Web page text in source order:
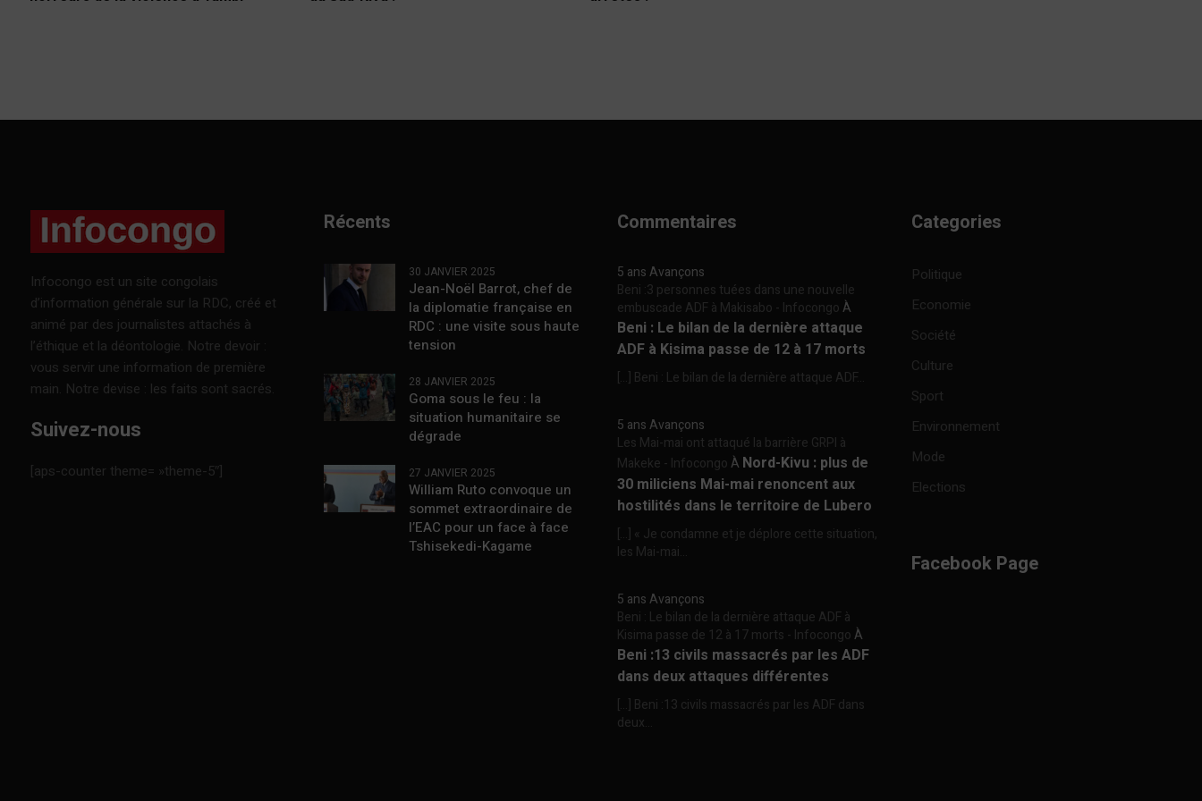
Infocongo est un site congolais
d’information générale sur la RDC, créé et
animé par des journalistes attachés à
l’éthique et la déontologie. Notre devoir :
vous servir une information de première
main. Notre devise : les faits sont sacrés.
Suivez-nous
[aps-counter theme= »theme-5″]
Récents
30 JANVIER 2025
Jean-Noël Barrot, chef de
la diplomatie française en
RDC : une visite sous haute
tension
28 JANVIER 2025
Goma sous le feu : la
situation humanitaire se
dégrade
27 JANVIER 2025
William Ruto convoque un
sommet extraordinaire de
l’EAC pour un face à face
Tshisekedi-Kagame
Commentaires
5 ans Avançons
Beni :3 personnes tuées dans une nouvelle
embuscade ADF à Makisabo - InfocongoÀ
Beni : Le bilan de la dernière attaque
ADF à Kisima passe de 12 à 17 morts
[…] Beni : Le bilan de la dernière attaque ADF...
5 ans Avançons
Les Mai-mai ont attaqué la barrière GRPI à
Makeke - InfocongoÀ Nord-Kivu : plus de
30 miliciens Mai-mai renoncent aux
hostilités dans le territoire de Lubero
[…] « Je condamne et je déplore cette situation,
les Mai-mai...
5 ans Avançons
Beni : Le bilan de la dernière attaque ADF à
Kisima passe de 12 à 17 morts - InfocongoÀ
Beni :13 civils massacrés par les ADF
dans deux attaques différentes
[…] Beni :13 civils massacrés par les ADF dans
deux...
Categories
Politique
Economie
Société
Culture
Sport
Environnement
Mode
Elections
Facebook Page